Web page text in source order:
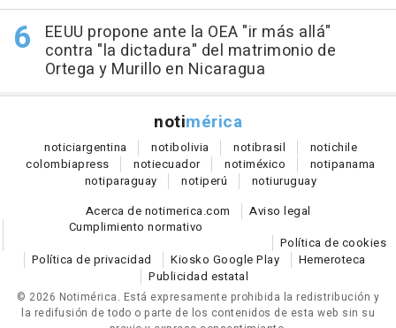
EEUU propone ante la OEA "ir más allá"
contra "la dictadura" del matrimonio de
Ortega y Murillo en Nicaragua
notimérica
noticiargentina notibolivia notibrasil notichile
colombiapress notiecuador notiméxico notipanama
notiparaguay notiperú notiuruguay
Acerca de notimerica.com
Aviso legal
Cumplimiento normativo
Política de cookies
Política de privacidad
Kiosko Google Play
Hemeroteca
Publicidad estatal
© 2026 Notimérica. Está expresamente prohibida la redistribución y
la redifusión de todo o parte de los contenidos de esta web sin su